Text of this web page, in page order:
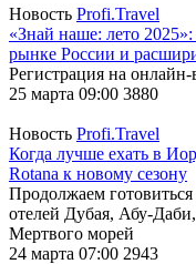
Новость Profi.Travel
«Знай наше: лето 2025»:
рынке России и
Регистрация на
25 марта 09:00 3880
Новость Profi.Travel
Когда лучше ехать в
Rotana к новому сезону
Продолжаем
отелей Дубая, Абу-
Мертвого морей
24 марта 07:00 2943